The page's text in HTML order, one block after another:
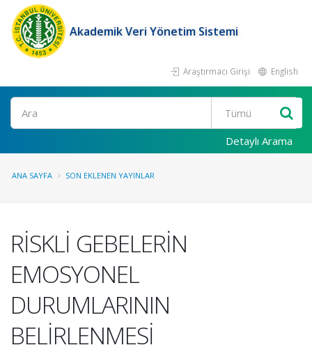
Akademik Veri Yönetim Sistemi
Araştırmacı Girişi English
Ara
Detaylı Arama
ANA SAYFA SON EKLENEN YAYINLAR
RİSKLİ GEBELERİN
EMOSYONEL
DURUMLARININ
BELİRLENMESİ